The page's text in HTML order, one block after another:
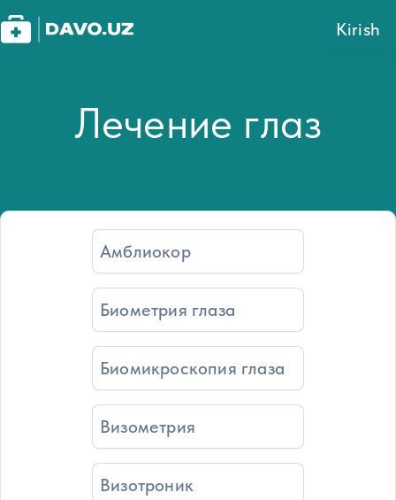
Kirish
Лечение глаз
Амблиокор
Биометрия глаза
Биомикроскопия глаза
Визометрия
Визотроник